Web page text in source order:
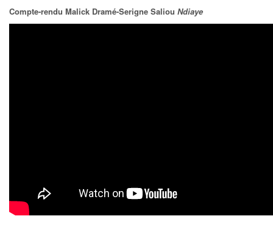
Compte-rendu Malick Dramé-Serigne Saliou Ndiaye